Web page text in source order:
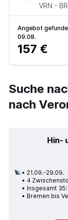
VRN -
Angebot
09.08.
157 €
Suche
nach
Hin-
21.09.-29.09.
4
Insgesamt
Bremen bis